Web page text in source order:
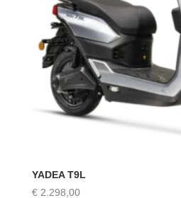
YADEA T9L
€2.298,00